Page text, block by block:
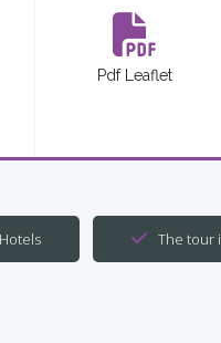
Pdf Leaflet
The tour